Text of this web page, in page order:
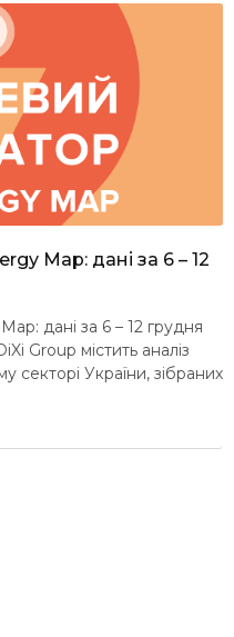
з високим рівнем […]
Map: дані за 6 – 12
дані за 6 – 12 грудня
Group містить аналіз
секторі України, зібраних
частка АЕС в енергоміксі